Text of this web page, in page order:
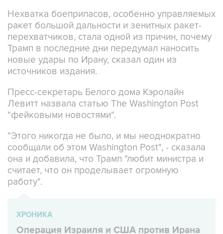
Нехватка боеприпасов, особенно управляемых
ракет большой дальности и зенитных ракет-
перехватчиков, стала одной из причин, почему
Трамп в последние дни передумал наносить
новые удары по Ирану, сказал один из
источников издания.
Пресс-секретарь Белого дома Кэролайн
Левитт назвала статью The Washington Post
"фейковыми новостями".
"Этого никогда не было, и мы неоднократно
сообщали об этом Washington Post", - сказала
она и добавила, что Трамп "любит министра и
считает, что он проделывает огромную
работу".
ХРОНИКА
Операция Израиля и США против Ирана